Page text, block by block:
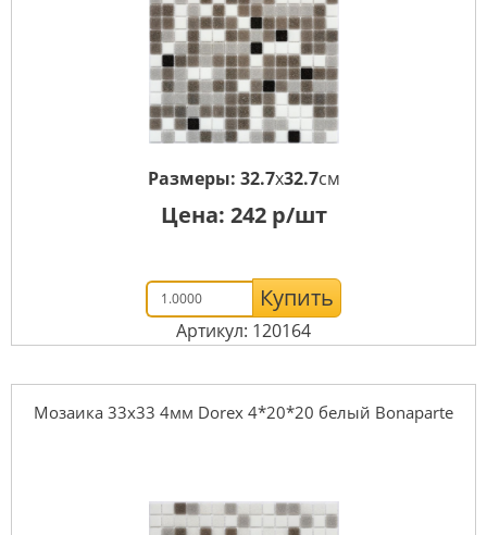
Размеры: 32.7x32.7см
Цена: 242р/шт
Купить
Артикул: 120164
Мозаика 33x33 4мм Dorex 4*20*20 белый Bonaparte